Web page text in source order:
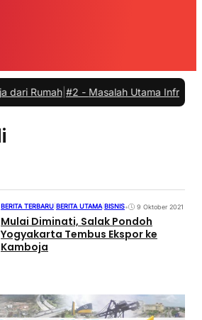
| #2 -Masalah Utama Infrastruktur
BERITA TERBARU BERITA UTAMA BISNIS• 9 Oktober 2021
Mulai Diminati, Salak Pondoh
Yogyakarta Tembus Ekspor ke
Kamboja